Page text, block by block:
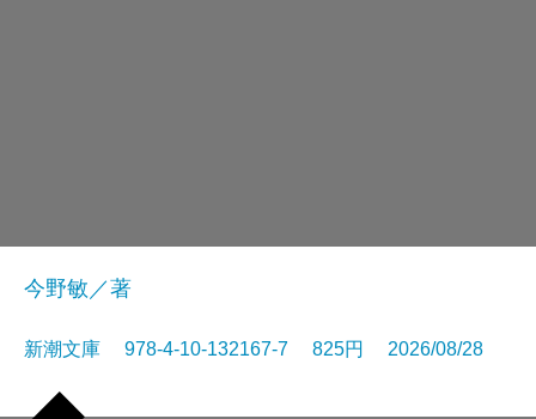
今野敏／著
新潮文庫 978-4-10-132167-7 825円 2026/08/28